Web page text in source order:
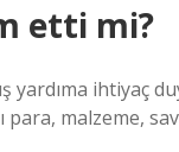
etti mi?
yardıma ihtiyaç
para, malzeme,